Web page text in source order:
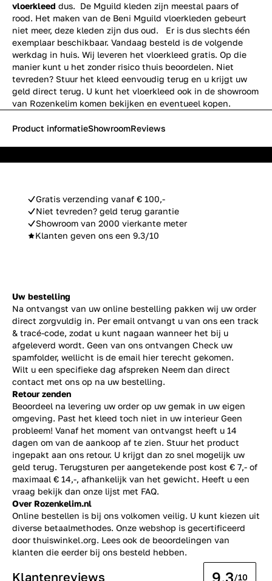
vloerkleed dus. De Mguild kleden zijn meestal paars of
rood. Het maken van de Beni Mguild vloerkleden gebeurt
niet meer, deze kleden zijn dus oud. Er is dus slechts één
exemplaar beschikbaar. Vandaag besteld is de volgende
werkdag in huis. Wij leveren het vloerkleed gratis. Op die
manier kunt u het zonder risico thuis beoordelen. Niet
tevreden? Stuur het kleed eenvoudig terug en u krijgt uw
geld direct terug. U kunt het vloerkleed ook in de showroom
van Rozenkelim komen bekijken en eventueel kopen.
Gratis verzending vanaf € 100,-
Niet tevreden? geld terug garantie
Showroom van 2000 vierkante meter
Klanten geven ons een 9.3/10
Product informatieShowroomReviews
Uw bestelling
Na ontvangst van uw online bestelling pakken wij uw order
direct zorgvuldig in. Per email ontvangt u van ons een track
& tracé-code, zodat u kunt nagaan wanneer het bij u
afgeleverd wordt. Geen van ons ontvangen Check uw
spamfolder, wellicht is de email hier terecht gekomen.
Wilt u een specifieke dag afspreken Neem dan direct
contact met ons op na uw bestelling.
Retour zenden
Beoordeel na levering uw order op uw gemak in uw eigen
omgeving. Past het kleed toch niet in uw interieur Geen
probleem! Vanaf het moment van ontvangst heeft u 14
dagen om van de aankoop af te zien. Stuur het product
ingepakt aan ons retour. U krijgt dan zo snel mogelijk uw
geld terug. Terugsturen per aangetekende post kost € 7,- of
maximaal € 14,-, afhankelijk van het gewicht. Heeft u een
vraag bekijk dan onze lijst met FAQ.
Over Rozenkelim.nl
Online bestellen is bij ons volkomen veilig. U kunt kiezen uit
diverse betaalmethodes. Onze webshop is gecertificeerd
door thuiswinkel.org. Lees ook de beoordelingen van
klanten die eerder bij ons besteld hebben.
Klantenreviews 9.3/10